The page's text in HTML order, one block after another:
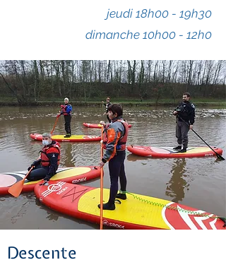
jeudi 18h00 - 19h30
dimanche 10h00 - 12h0
Descente